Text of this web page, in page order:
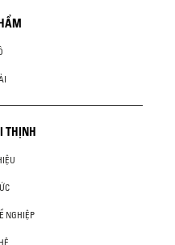
THỊNH
NGHIỆP